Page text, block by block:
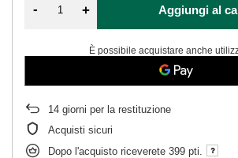
- + Aggiungi al
È possibile acquistare anche
14 giorni per la restituzione
Acquisti sicuri
Dopo l'acquisto riceverete 399 pti.